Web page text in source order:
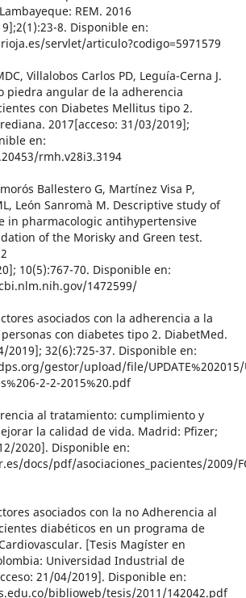
REM. 2016
8. Disponible en:
servlet/articulo?codigo=5971579
Villalobos Carlos PD, Leguía-Cerna J.
piedra angular de la adherencia
con Diabetes Mellitus tipo 2.
2017[acceso: 31/03/2019];
en:
rmh.v28i3.3194
Ballestero G, Martínez Visa P,
León Sanromà M. Descriptive study of
in pharmacologic antihypertensive
of the Morisky and Green test.
10(5):767-70. Disponible en:
1472599/
asociados con la adherencia a la
con diabetes tipo 2. DiabetMed.
2019]; 32(6):725-37. Disponible en:
gestor/upload/file/
2-2-2015%20.pdf
al tratamiento: cumplimiento y
la calidad de vida. Madrid: Pfizer;
2020]. Disponible en:
docs/pdf/asociaciones_pacientes/2009/
asociados con la no Adherencia al
diabéticos en un programa de
[Tesis Magíster en
Universidad Industrial de
21/04/2019]. Disponible en:
biblioweb/tesis/2011/142042.pdf